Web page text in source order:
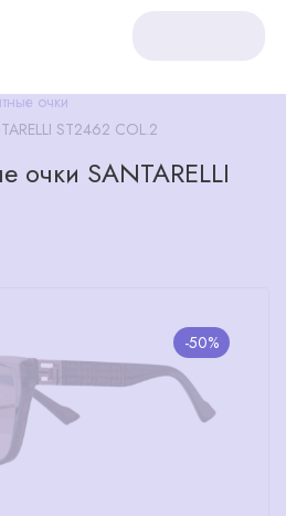
очки
ST2462 COL.2
SANTARELLI
-50%